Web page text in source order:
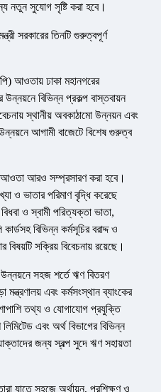
নতুন সুযোগ সৃষ্টি করা হবে।
সরকারের তিনটি গুরুত্বপূর্ণ
আওতায় ঢাকা মহানগরের
বিভিন্ন প্রকল্প বাস্তবায়ন
স্থানীয় অবকাঠামো উন্নয়ন এবং
আগামী বাজেটে বিশেষ গুরুত্ব
আওতা আরও সম্প্রসারণ করা হবে।
ও ভাতার পরিমাণ বৃদ্ধি করেছে
ও স্বামী পরিত্যক্তা ভাতা,
বিভিন্ন কর্মসূচির বরাদ্দ ও
সক্রিয় বিবেচনায় রয়েছে।
সহজ শর্তে ঋণ বিতরণ
এবং কর্মসংস্থান ব্যাংকের
তথ্য ও যোগাযোগ প্রযুক্তি
এবং অর্থ বিভাগের বিভিন্ন
জন্য স্বল্প সুদে ঋণ সহায়তা
যাতে সহজে অর্থায়ন, প্রশিক্ষণ ও